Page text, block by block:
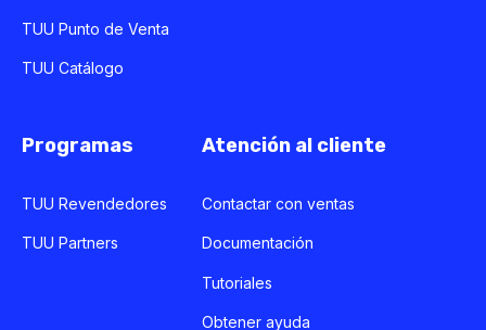
TUU Punto de Venta
TUU Catálogo
Programas
TUU Revendedores
TUU Partners
Atención al cliente
Contactar con ventas
Documentación
Tutoriales
Obtener ayuda